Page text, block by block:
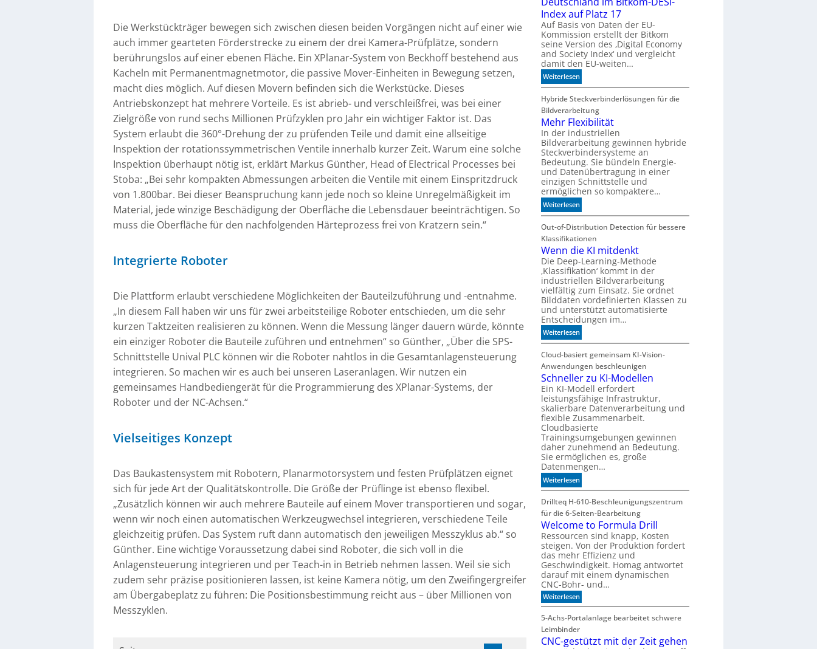
Die Werkstückträger bewegen sich zwischen diesen beiden Vorgängen nicht auf einer wie
auch immer gearteten Förderstrecke zu einem der drei Kamera-Prüfplätze, sondern
berührungslos auf einer ebenen Fläche. Ein XPlanar-System von Beckhoff bestehend aus
Kacheln mit Permanentmagnetmotor, die passive Mover-Einheiten in Bewegung setzen,
macht dies möglich. Auf diesen Movern befinden sich die Werkstücke. Dieses
Antriebskonzept hat mehrere Vorteile. Es ist abrieb- und verschleißfrei, was bei einer
Zielgröße von rund sechs Millionen Prüfzyklen pro Jahr ein wichtiger Faktor ist. Das
System erlaubt die 360°-Drehung der zu prüfenden Teile und damit eine allseitige
Inspektion der rotationssymmetrischen Ventile innerhalb kurzer Zeit. Warum eine solche
Inspektion überhaupt nötig ist, erklärt Markus Günther, Head of Electrical Processes bei
Stoba: „Bei sehr kompakten Abmessungen arbeiten die Ventile mit einem Einspritzdruck
von 1.800bar. Bei dieser Beanspruchung kann jede noch so kleine Unregelmäßigkeit im
Material, jede winzige Beschädigung der Oberfläche die Lebensdauer beeinträchtigen. So
muss die Oberfläche für den nachfolgenden Härteprozess frei von Kratzern sein.“
Integrierte Roboter
Die Plattform erlaubt verschiedene Möglichkeiten der Bauteilzuführung und -entnahme.
„In diesem Fall haben wir uns für zwei arbeitsteilige Roboter entschieden, um die sehr
kurzen Taktzeiten realisieren zu können. Wenn die Messung länger dauern würde, könnte
ein einziger Roboter die Bauteile zuführen und entnehmen“ so Günther, „Über die SPS-
Schnittstelle Unival PLC können wir die Roboter nahtlos in die Gesamtanlagensteuerung
integrieren. So machen wir es auch bei unseren Laseranlagen. Wir nutzen ein
gemeinsames Handbediengerät für die Programmierung des XPlanar-Systems, der
Roboter und der NC-Achsen.“
Vielseitiges Konzept
Das Baukastensystem mit Robotern, Planarmotorsystem und festen Prüfplätzen eignet
sich für jede Art der Qualitätskontrolle. Die Größe der Prüflinge ist ebenso flexibel.
„Zusätzlich können wir auch mehrere Bauteile auf einem Mover transportieren und sogar,
wenn wir noch einen automatischen Werkzeugwechsel integrieren, verschiedene Teile
gleichzeitig prüfen. Das System ruft dann automatisch den jeweiligen Messzyklus ab.“ so
Günther. Eine wichtige Voraussetzung dabei sind Roboter, die sich voll in die
Anlagensteuerung integrieren und per Teach-in in Betrieb nehmen lassen. Weil sie sich
zudem sehr präzise positionieren lassen, ist keine Kamera nötig, um den Zweifingergreifer
am Übergabeplatz zu führen: Die Positionsbestimmung reicht aus – über Millionen von
Messzyklen.
h
b
e
s
s
e
r
e
M
a
s
c
h
i
n
e
n
b
e
d
e
u
t
e
n
Index auf Platz 17
Auf Basis von Daten der EU-
Kommission erstellt der Bitkom
seine Version des ‚Digital Economy
and Society Index‘ und vergleicht
damit den EU-weiten…
Weiterlesen:
D
e
u
t
s
c
h
l
a
n
d
i
m
B
i
t
k
o
m
-
D
E
S
I
I
n
d
e
x
a
u
f
P
l
a
t
z
1
7
Hybride Steckverbinderlösungen für die
Bildverarbeitung
Mehr Flexibilität
In der industriellen
Bildverarbeitung gewinnen hybride
Steckverbindersysteme an
Bedeutung. Sie bündeln Energie-
und Datenübertragung in einer
einzigen Schnittstelle und
ermöglichen so kompaktere…
Weiterlesen:
M
e
h
r
F
l
e
x
i
b
i
l
i
t
ä
t
Out-of-Distribution Detection für bessere
Klassifikationen
Wenn die KI mitdenkt
Die Deep-Learning-Methode
‚Klassifikation‘ kommt in der
industriellen Bildverarbeitung
vielfältig zum Einsatz. Sie ordnet
Bilddaten vordefinierten Klassen zu
und unterstützt automatisierte
Entscheidungen im…
Weiterlesen:
W
e
n
n
d
i
e
K
I
m
i
t
d
e
k
t
Cloud-basiert gemeinsam KI-Vision-
Anwendungen beschleunigen
Schneller zu KI-Modellen
Ein KI-Modell erfordert
leistungsfähige Infrastruktur,
skalierbare Datenverarbeitung und
flexible Zusammenarbeit.
Cloudbasierte
Trainingsumgebungen gewinnen
daher zunehmend an Bedeutung.
Sie ermöglichen es, große
Datenmengen…
Weiterlesen:
S
c
h
n
e
l
l
e
r
z
u
K
I
-
M
Drillteq H-610-Beschleunigungszentrum
für die 6-Seiten-Bearbeitung
Welcome to Formula Drill
Ressourcen sind knapp, Kosten
steigen. Von der Produktion fordert
das mehr Effizienz und
Geschwindigkeit. Homag antwortet
darauf mit einem dynamischen
CNC-Bohr- und…
Weiterlesen:
W
l
c
o
m
5-Achs-Portalanlage bearbeitet schwere
Leimbinder
CNC-gestützt mit der Zeit gehen